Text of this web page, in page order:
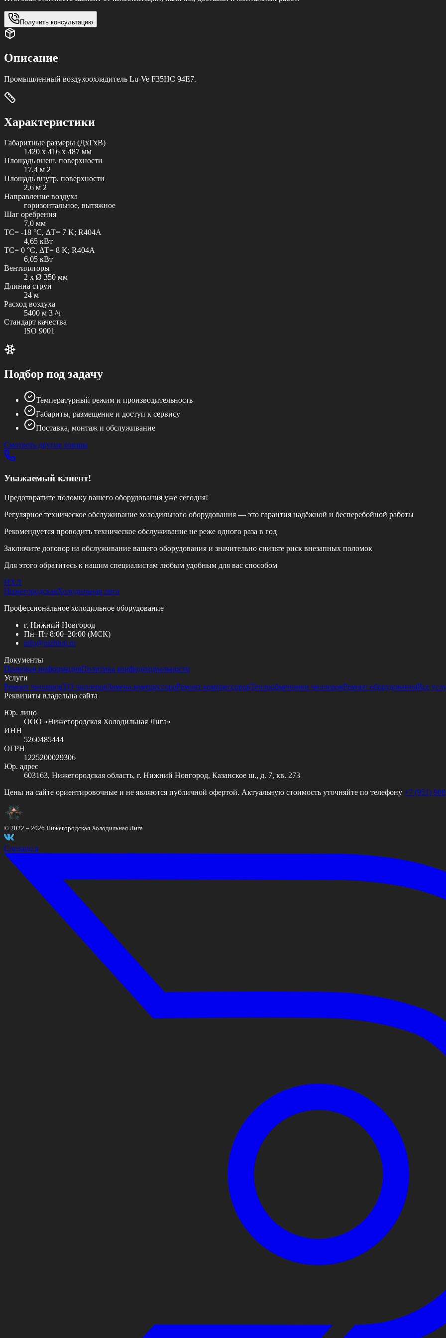
Получить консультацию
Описание
Промышленный воздухоохладитель Lu-Ve F35HC 94E7.
Характеристики
Габаритные размеры (ДxГxВ)
1420 x 416 x 487 мм
Площадь внеш. поверхности
17,4 м 2
Площадь внутр. поверхности
2,6 м 2
Направление воздуха
горизонтальное, вытяжное
Шаг оребрения
7,0 мм
TC= -18 °C, ΔT= 7 K; R404A
4,65 кВт
TC= 0 °C, ΔT= 8 K; R404A
6,05 кВт
Вентиляторы
2 x Ø 350 мм
Длинна струи
24 м
Расход воздуха
5400 м 3 /ч
Стандарт качества
ISO 9001
Подбор под задачу
Температурный режим и производительность
Габариты, размещение и доступ к сервису
Поставка, монтаж и обслуживание
Смотреть другие товары
Уважаемый клиент!
Предотвратите поломку вашего оборудования уже сегодня!
Регулярное техническое обслуживание холодильного оборудования — это гарантия надёжной и бесперебойной работы
Рекомендуется проводить техническое обслуживание не реже одного раза в год
Заключите договор на обслуживание вашего оборудования и значительно снизьте риск внезапных поломок
Для этого обратитесь к нашим специалистам любым удобным для вас способом
НХЛ
НижегородскаяХолодильная лига
Профессиональное холодильное оборудование
г. Нижний Новгород
Пн–Пт 8:00–20:00 (МСК)
info@nizhhol.ru
Документы
Правовая информацияПолитика конфиденциальности
Услуги
Ремонт чиллеровТО чиллеровЗамена компрессораРемонт компрессоровТеплообменники чиллеровРемонт оборудованияВсе
Реквизиты владельца сайта
Юр. лицо
ООО «Нижегородская Холодильная Лига»
ИНН
5260485444
ОГРН
1225200029306
Юр. адрес
603163, Нижегородская область, г. Нижний Новгород, Казанское ш., д. 7, кв. 273
Цены на сайте ориентировочные и не являются публичной офертой. Актуальную стоимость уточняйте по телефону +7 (951)
© 2022 – 2026 Нижегородская Холодильная Лига
Сделано в